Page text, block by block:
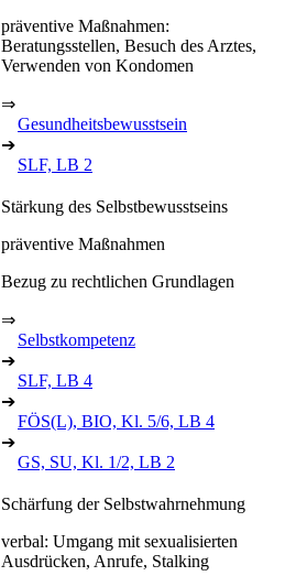
präventive Maßnahmen:
Beratungsstellen, Besuch des Arztes,
Verwenden von Kondomen
⇒
Gesundheitsbewusstsein
➔
SLF, LB 2
Stärkung des Selbstbewusstseins
präventive Maßnahmen
Bezug zu rechtlichen Grundlagen
⇒
Selbstkompetenz
➔
SLF, LB 4
➔
FÖS(L), BIO, Kl. 5/6, LB 4
➔
GS, SU, Kl. 1/2, LB 2
Schärfung der Selbstwahrnehmung
verbal: Umgang mit sexualisierten
Ausdrücken, Anrufe, Stalking